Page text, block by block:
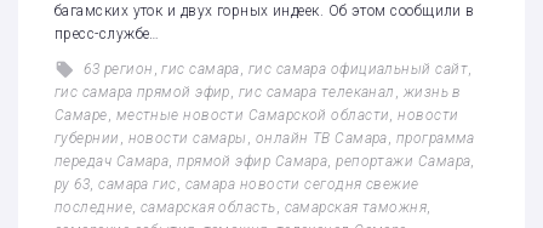
багамских уток и двух горных индеек. Об этом сообщили в
пресс-службе…
63 регион ,гис самара гис самара официальный сайт,
гис самара прямой эфир гис самара телеканал
жизнь в
Самаре местные новости Самарской области ,новости
губернии
новости самары онлайн ТВ Самара программа
передач Самара ,прямой эфир Самара ,репортажи Самара
ру 63 ,самара гис самара новости сегодня свежие
последние самарская область самарская таможня